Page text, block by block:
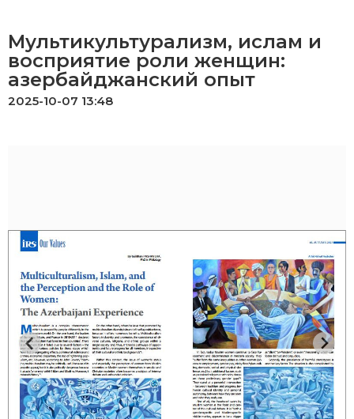
Мультикультурализм, ислам и
восприятие роли женщин:
азербайджанский опыт
2025-10-07 13:48